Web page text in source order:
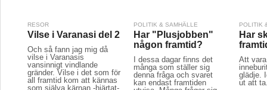
RESOR
Vilse i Varanasi del 2
Och så fann jag mig då
vilse i Varanasis
vansinnigt vindlande
gränder. Vilse i det som för
all framtid kom att kännas
som själva kärnan -hjärtat-
POLITIK & SAMHÄLLE
Har "Plusjobben"
någon framtid?
I dessa dagar finns det
många som ställer sig
denna fråga och svaret
kan endast framtiden
POLITIK
Har
Att
glädje.
ut att